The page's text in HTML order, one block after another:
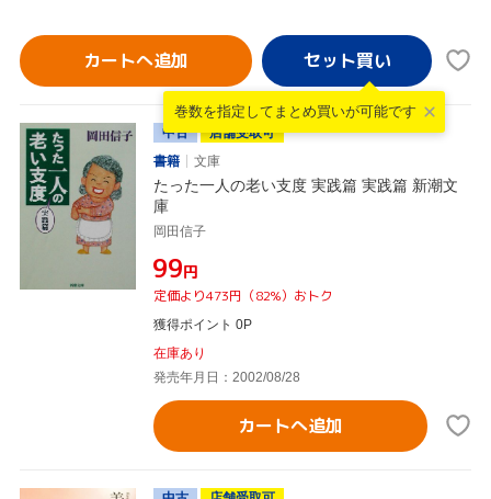
カートへ追加
巻数を指定して まとめ買いが可能です
中古
店舗受取可
書籍
文庫
たった一人の老い支度 実践篇 実践篇 新潮文
庫
岡田信子
¥99円
定価より473円（82%）おトク
獲得ポイント 0P
在庫あり
発売年月日：2002/08/28
カートへ追加